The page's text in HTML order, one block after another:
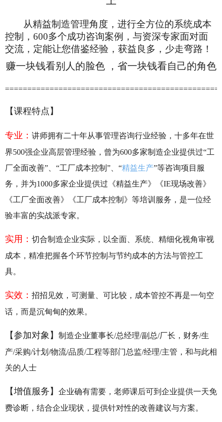
从精益制造管理角度，进行全方位的系统成本
控制， 600多个成功咨询案例，与资深专家面对面
交流，定能让您借鉴经验，获益良多，少走弯路！
赚一块钱看别人的脸色 ，省一块钱看自己的角色
【课程特点】
专业： 讲师拥有二十年从事管理咨询行业经验，十多年在世
界500强企业高层管理经验，曾为600多家制造企业提供过“工
厂全面改善”、“工厂成本控制”、“精益生产”等咨询项目服
务，并为1000多家企业提供过《精益生产》《IE现场改善》
《工厂全面改善》《工厂成本控制》等培训服务，是一位经
验丰富的实战派专家。
实用： 切合制造企业实际，以全面、系统、精细化视角审视
成本，精准把握各个环节控制与节约成本的方法与管控工
具。
实效： 招招见效，可测量、可比较，成本管控不再是一句空
话，而是沉甸甸的效果。
【参加对象】 制造企业董事长/总经理/副总/厂长，财务/生
产/采购/计划/物流/品质/工程等部门总监/经理/主管，和与此相
关的人士
【增值服务】 企业确有需要，老师课后可到企业提供一天免
费诊断，结合企业现状，提供针对性的改善建议与方案。